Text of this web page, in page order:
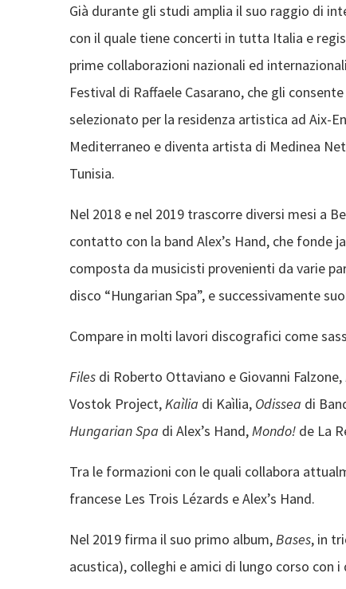
Già durante gli studi amplia il suo raggio di
con il quale tiene concerti in tutta Italia e
prime collaborazioni nazionali ed
Festival di Raffaele Casarano, che gli
selezionato per la residenza artistica ad Aix-
Mediterraneo e diventa artista di Medinea
Tunisia.
Nel 2018 e nel 2019 trascorre diversi mesi a
contatto con la band Alex’s Hand, che fonde
composta da musicisti provenienti da varie
disco “Hungarian Spa”, e successivamente
Compare in molti lavori discografici come
Files di Roberto Ottaviano e Giovanni Falzone,
Vostok Project, Kaìlia di Kaìlia, Odissea di
Hungarian Spa di Alex’s Hand, Mondo! de La
Tra le formazioni con le quali collabora
francese Les Trois Lézards e Alex’s Hand.
Nel 2019 firma il suo primo album, Bases, in
acustica), colleghi e amici di lungo corso con